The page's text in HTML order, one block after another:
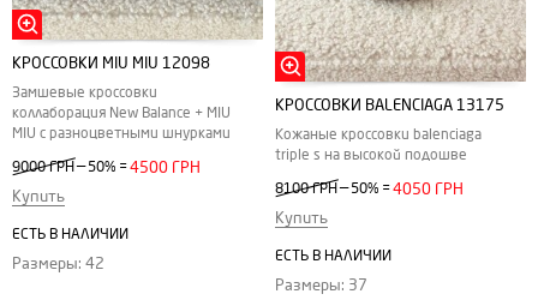
КРОССОВКИ MIU MIU 12098
Замшевые кроссовки
коллаборация New Balance + MIU
MIU с разноцветными шнурками
9000 ГРН — 50% =4500 ГРН
Купить
ЕСТЬ В НАЛИЧИИ
Размеры: 42
КРОССОВКИ BALENCIAGA 13175
Кожаные кроссовки balenciaga
triple s на высокой подошве
8100 ГРН— 50% =4050 ГРН
Купить
ЕСТЬ В НАЛИЧИИ
Размеры: 37